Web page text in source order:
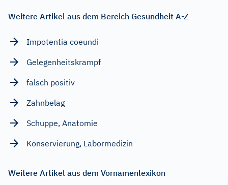
Weitere Artikel aus dem Bereich Gesundheit A-Z
Impotentia coeundi
Gelegenheitskrampf
falsch positiv
Zahnbelag
Schuppe, Anatomie
Konservierung, Labormedizin
Weitere Artikel aus dem Vornamenlexikon